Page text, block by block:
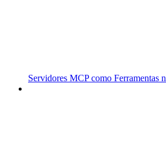
Servidores MCP como Ferramentas